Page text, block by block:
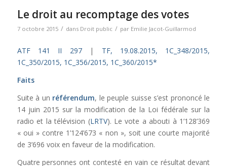
Le droit au recomptage des votes
7 octobre 2015 / dans Droit public / par Emilie Jacot-Guillarmod
ATF 141 II 297| TF, 19.08.2015, 1C_348/2015,
1C_350/2015, 1C_356/2015, 1C_360/2015*
Faits
Suite à un référendum, le peuple suisse s’est prononcé le
14 juin 2015 sur la modification de la Loi fédérale sur la
radio et la télévision (LRTV). Le vote a abouti à 1’128’369
« oui » contre 1’124’673 « non », soit une courte majorité
de 3’696 voix en faveur de la modification.
Quatre personnes ont contesté en vain ce résultat devant